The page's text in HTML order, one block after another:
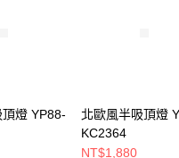
用額度並採取法律行動。
燈 YP88-
北歐風半吸頂燈
KC2364
NT$1,880